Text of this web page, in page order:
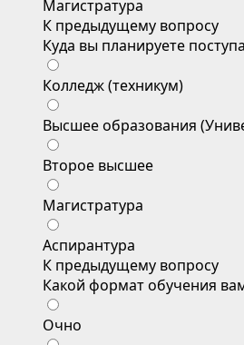
Магистратура
К предыдущему вопросу
Куда вы планируете
Колледж (техникум)
Высшее образования
Второе высшее
Магистратура
Аспирантура
К предыдущему вопросу
Какой формат обучения
Очно